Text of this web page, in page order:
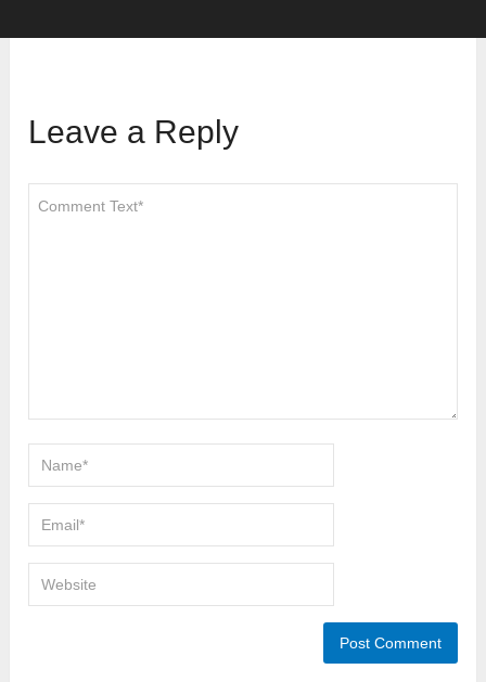
Leave a Reply